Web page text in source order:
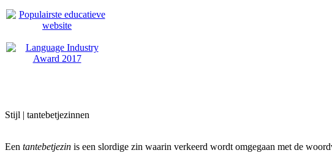
Stijl | tantebetjezinnen
Een tantebetjezin is een slordige zin waarin verkeerd wordt omgegaan met de